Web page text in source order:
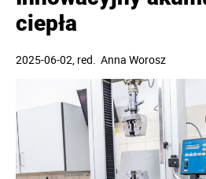
ciepła
2025-06-02, red. Anna Worosz